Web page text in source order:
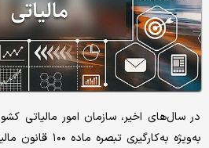
در سال‌های اخیر، سازمان امور مالیاتی
به‌ویژه